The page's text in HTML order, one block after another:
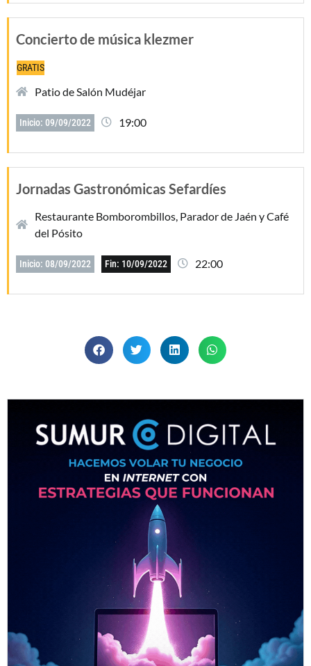
Concierto de música klezmer
GRATIS
Patio de Salón Mudéjar
Inicio: 09/09/2022 19:00
Jornadas Gastronómicas Sefardíes
Restaurante Bomborombillos, Parador de Jaén y Café
del Pósito
Inicio: 08/09/2022 Fin: 10/09/2022 22:00